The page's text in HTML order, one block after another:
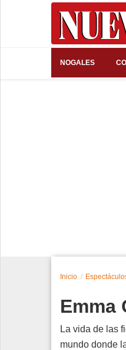
NOGALES
Inicio
Emma
La vida de las
mundo donde